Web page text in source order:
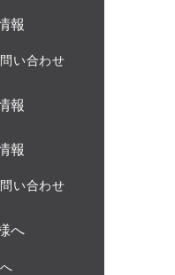
報
い合わせ
報
報
い合わせ
へ